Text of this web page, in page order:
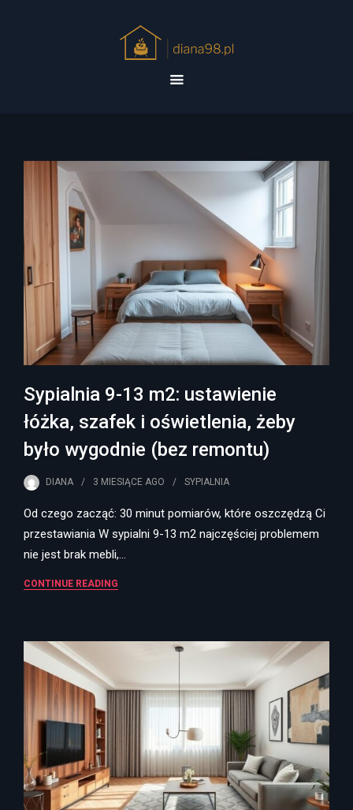
Sypialnia 9-13 m2: ustawienie
łóżka, szafek i oświetlenia, żeby
było wygodnie (bez remontu)
DIANA 3 MIESIĄCE AGO SYPIALNIA
Od czego zacząć: 30 minut pomiarów, które oszczędzą Ci
przestawiania W sypialni 9-13 m2 najczęściej problemem
nie jest brak mebli,…
CONTINUE READING